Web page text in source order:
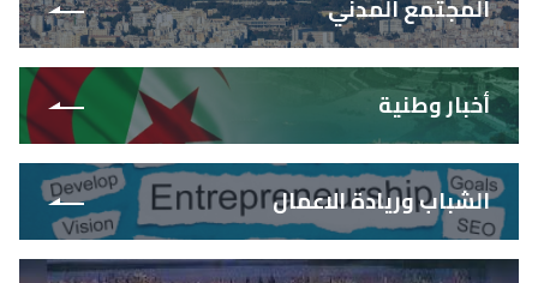
المجتمع المدني
أخبار وطنية
الشباب وريادة الاعمال